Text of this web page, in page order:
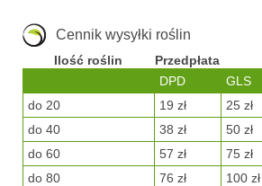
Cennik wysyłki roślin
Ilość roślin Przedpłata
DPD
GLS
do 20
19 zł 25 zł
do 40
38 zł 50 zł
do 60
57 zł 75 zł
do 80
76 zł 100 zł